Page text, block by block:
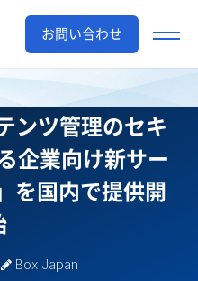
お問い合わせ
ンツ管理のセキ
企業向け新サー
を国内で提供開
Box Japan